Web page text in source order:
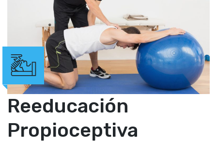
Reeducación
Propioceptiva